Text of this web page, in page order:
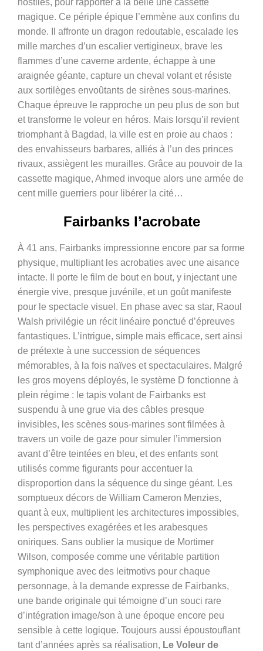
hostiles, pour rapporter à la belle une cassette
magique. Ce périple épique l’emmène aux confins du
monde. Il affronte un dragon redoutable, escalade les
mille marches d’un escalier vertigineux, brave les
flammes d’une caverne ardente, échappe à une
araignée géante, capture un cheval volant et résiste
aux sortilèges envoûtants de sirènes sous-marines.
Chaque épreuve le rapproche un peu plus de son but
et transforme le voleur en héros. Mais lorsqu’il revient
triomphant à Bagdad, la ville est en proie au chaos :
des envahisseurs barbares, alliés à l’un des princes
rivaux, assiègent les murailles. Grâce au pouvoir de la
cassette magique, Ahmed invoque alors une armée de
cent mille guerriers pour libérer la cité…
Fairbanks l’acrobate
À 41 ans, Fairbanks impressionne encore par sa forme
physique, multipliant les acrobaties avec une aisance
intacte. Il porte le film de bout en bout, y injectant une
énergie vive, presque juvénile, et un goût manifeste
pour le spectacle visuel. En phase avec sa star, Raoul
Walsh privilégie un récit linéaire ponctué d’épreuves
fantastiques. L’intrigue, simple mais efficace, sert ainsi
de prétexte à une succession de séquences
mémorables, à la fois naïves et spectaculaires. Malgré
les gros moyens déployés, le système D fonctionne à
plein régime : le tapis volant de Fairbanks est
suspendu à une grue via des câbles presque
invisibles, les scènes sous-marines sont filmées à
travers un voile de gaze pour simuler l’immersion
avant d’être teintées en bleu, et des enfants sont
utilisés comme figurants pour accentuer la
disproportion dans la séquence du singe géant. Les
somptueux décors de William Cameron Menzies,
quant à eux, multiplient les architectures impossibles,
les perspectives exagérées et les arabesques
oniriques. Sans oublier la musique de Mortimer
Wilson, composée comme une véritable partition
symphonique avec des leitmotivs pour chaque
personnage, à la demande expresse de Fairbanks,
une bande originale qui témoigne d’un souci rare
d’intégration image/son à une époque encore peu
sensible à cette logique. Toujours aussi époustouflant
tant d’années après sa réalisation, Le Voleur de